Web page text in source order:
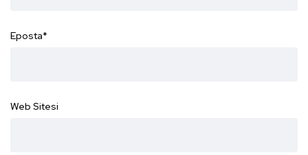
Eposta*
Web Sitesi